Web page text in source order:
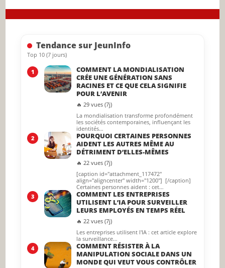
close
the
Tendance sur JeunInfo
Top 10 (7 jours)
1
COMMENT LA MONDIALISATION
CRÉE UNE GÉNÉRATION SANS
RACINES ET CE QUE CELA SIGNIFIE
POUR L’AVENIR
🔥 29 vues (7j)
La mondialisation transforme profondément
les sociétés contemporaines, influençant les
identités…
2
POURQUOI CERTAINES PERSONNES
AIDENT LES AUTRES MÊME AU
DÉTRIMENT D’ELLES-MÊMES
🔥 22 vues (7j)
[caption id="attachment_117472"
align="aligncenter" width="1200"] [/caption]
Certaines personnes aident : cet…
3
COMMENT LES ENTREPRISES
UTILISENT L’IA POUR SURVEILLER
LEURS EMPLOYÉS EN TEMPS RÉEL
🔥 22 vues (7j)
Les entreprises utilisent l'IA : cet article explore
la surveillance…
4
COMMENT RÉSISTER À LA
MANIPULATION SOCIALE DANS UN
MONDE QUI VEUT VOUS CONTRÔLER